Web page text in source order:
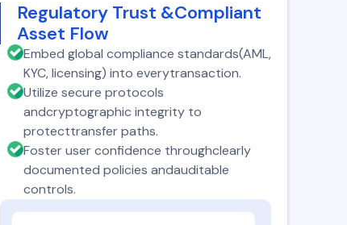
Regulatory Trust &Compliant
Asset Flow
Embed global compliance standards(AML,
KYC, licensing) into everytransaction.
Utilize secure protocols
andcryptographic integrity to
protecttransfer paths.
Foster user confidence throughclearly
documented policies andauditable
controls.